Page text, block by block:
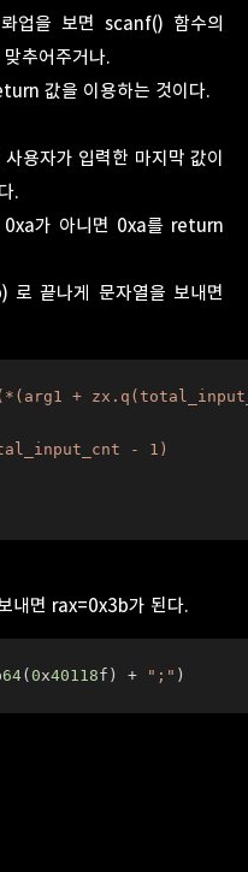
업을 보면 scanf() 함수의
추어주거나.
값을 이용하는 것이다.
용자가 입력한 마지막 값이
.
0xa가 아니면 0xa를 return
로 끝나게 문자열을 보내면
+
- 1)
내면 rax=0x3b가 된다.
64( 0x40118f) + ";" )